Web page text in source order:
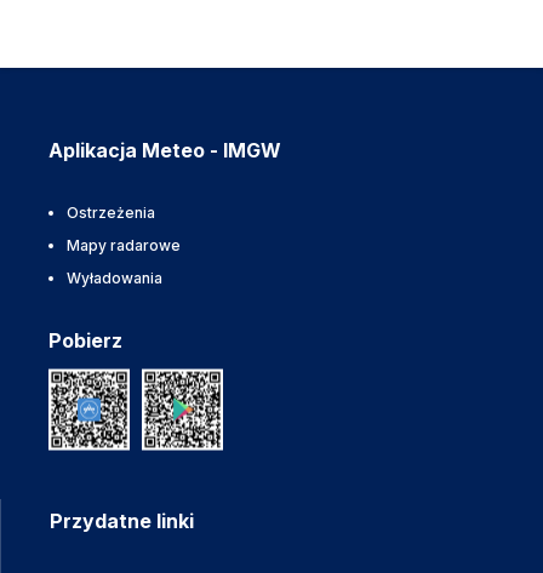
Aplikacja Meteo - IMGW
Ostrzeżenia
Mapy radarowe
Wyładowania
Pobierz
Przydatne linki